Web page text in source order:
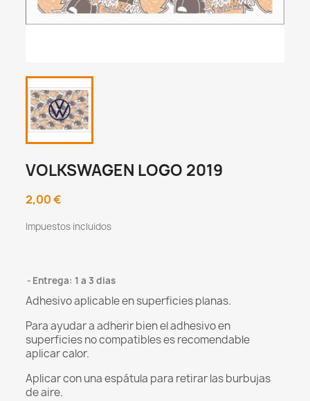
VOLKSWAGEN LOGO 2019
2,00 €
Impuestos incluidos
Entrega: 1 a 3 dias
Adhesivo aplicable en superficies planas.
Para ayudar a adherir bien el adhesivo en
superficies no compatibles es recomendable
aplicar calor.
Aplicar con una espátula para retirar las burbujas
de aire.